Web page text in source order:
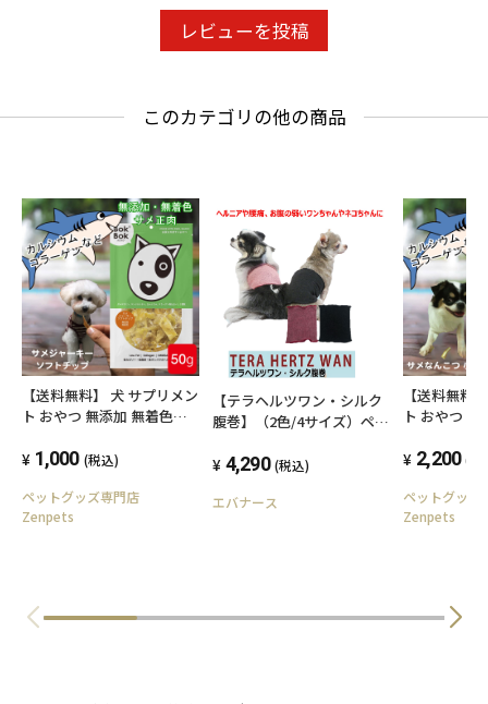
レビューを投稿
このカテゴリの他の商品
【送料無料】 犬 サプリメン
ト おやつ 無添加 無着色
フトチップ 50g お試しサイ
1,000 (税込)
ペットグッズ専門店
Zenpets
【テラヘルツワン・シルク
腹巻】（2色/4サイズ）ペッ
巻き 犬介護グッズ 冷え
ない
4,290 (税込)
エバナース
【送料無料
ト おやつ 無
150g 低脂肪
2,200 (税
ペットグッ
Zenpets